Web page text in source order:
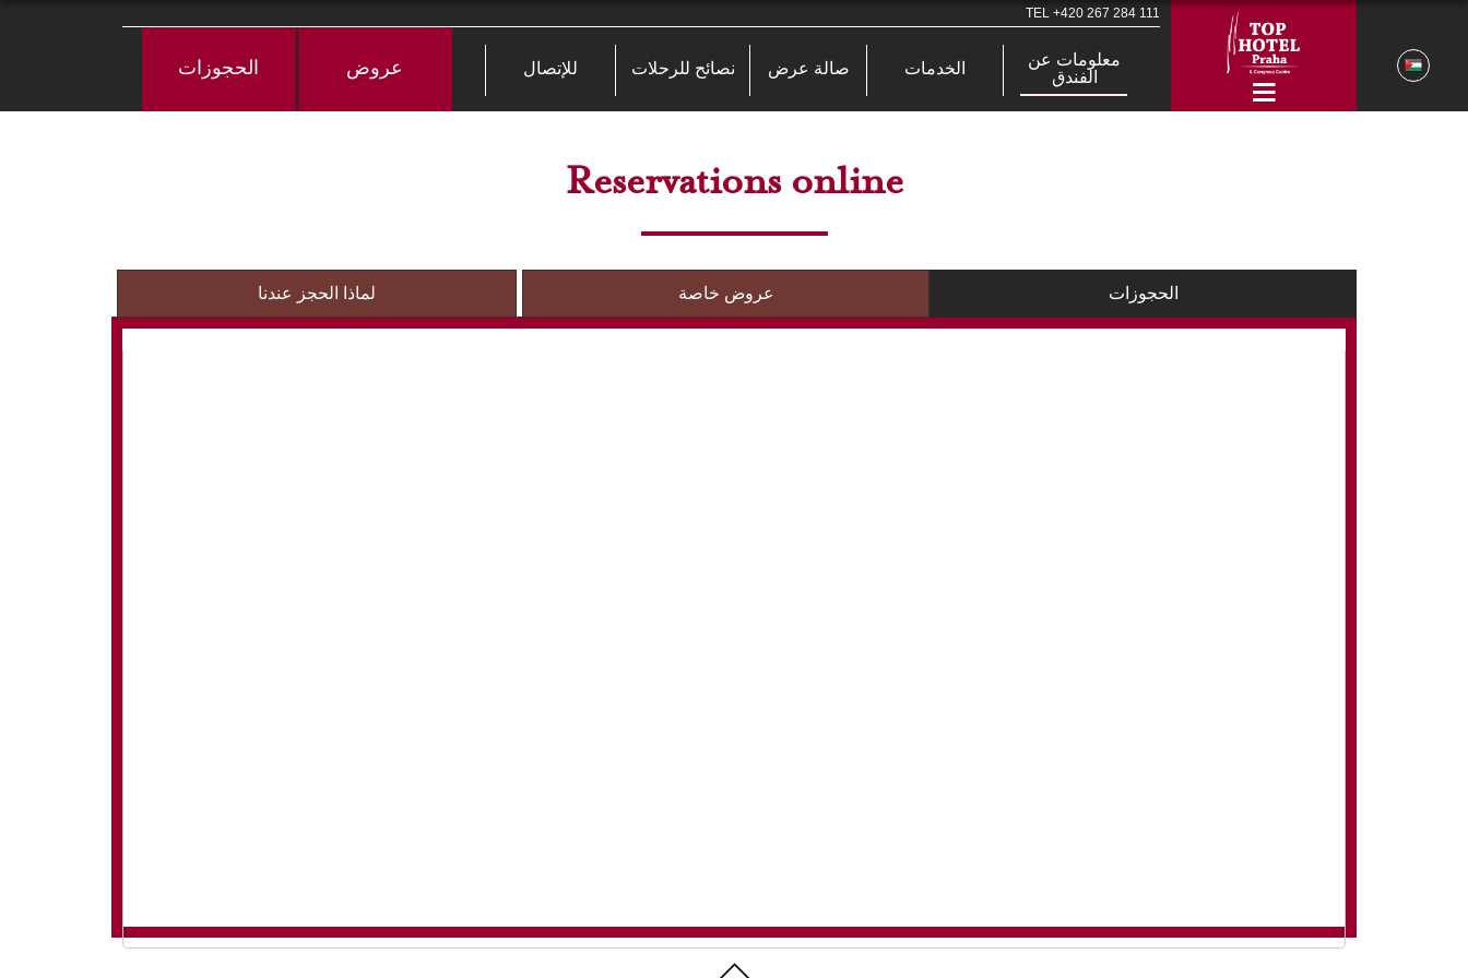
TEL +420 267 284 111
معلومات عن
الفندق
الخدمات صالة عرض نصائح للرحلات للإتصال عروض الحجوزات
Reservations online
الحجوزات عروض خاصة لماذا الحجز عندنا